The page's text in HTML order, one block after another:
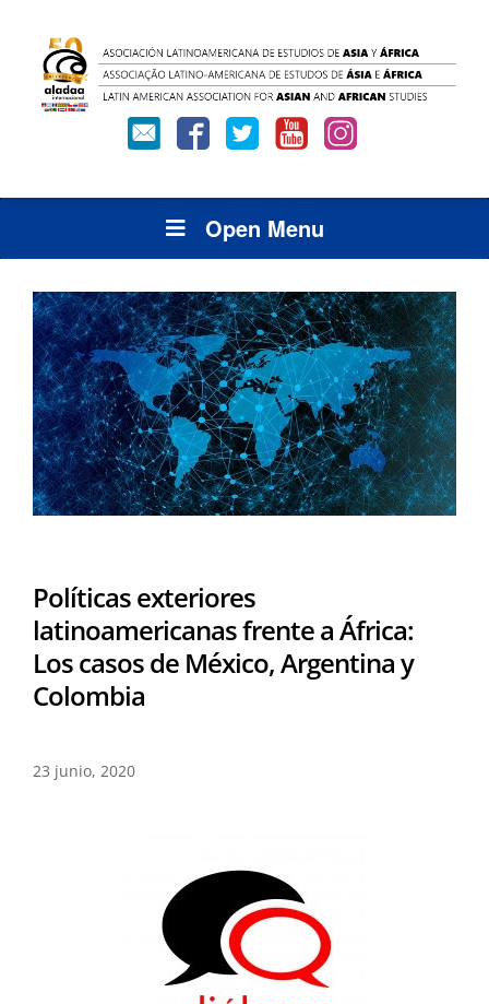
Open Menu
Políticas exteriores
latinoamericanas frente a África:
Los casos de México, Argentina y
Colombia
23 junio, 2020